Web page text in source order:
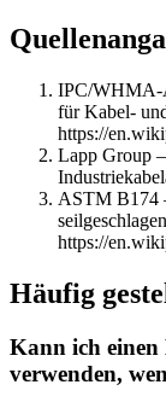
IPC/WHMA-
für Kabel-
https://
Lapp Group
ASTM B174
https://
Häufig
Kann ich
verwenden,